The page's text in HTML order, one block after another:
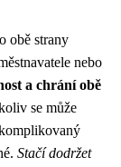
obě strany
nebo
a chrání obě
se může
Stačí dodržet